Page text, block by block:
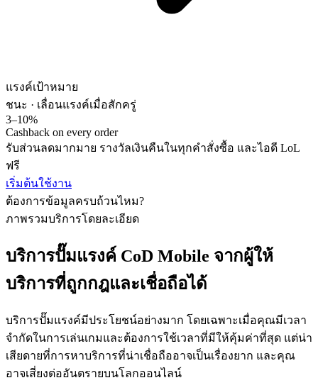
แรงค์เป้าหมาย
ชนะ · เลื่อนแรงค์เมื่อสักครู่
3–10%
Cashback on every order
รับส่วนลดมากมาย รางวัลเงินคืนในทุกคำสั่งซื้อ และไอดี LoL
ฟรี
เริ่มต้นใช้งาน
ต้องการข้อมูลครบถ้วนไหม?
ภาพรวมบริการโดยละเอียด
บริการปั๊มแรงค์ CoD Mobile จากผู้ให้
บริการที่ถูกกฎและเชื่อถือได้
บริการปั๊มแรงค์มีประโยชน์อย่างมาก โดยเฉพาะเมื่อคุณมีเวลา
จำกัดในการเล่นเกมและต้องการใช้เวลาที่มีให้คุ้มค่าที่สุด แต่น่า
เสียดายที่การหาบริการที่น่าเชื่อถืออาจเป็นเรื่องยาก และคุณ
อาจเสี่ยงต่ออันตรายบนโลกออนไลน์